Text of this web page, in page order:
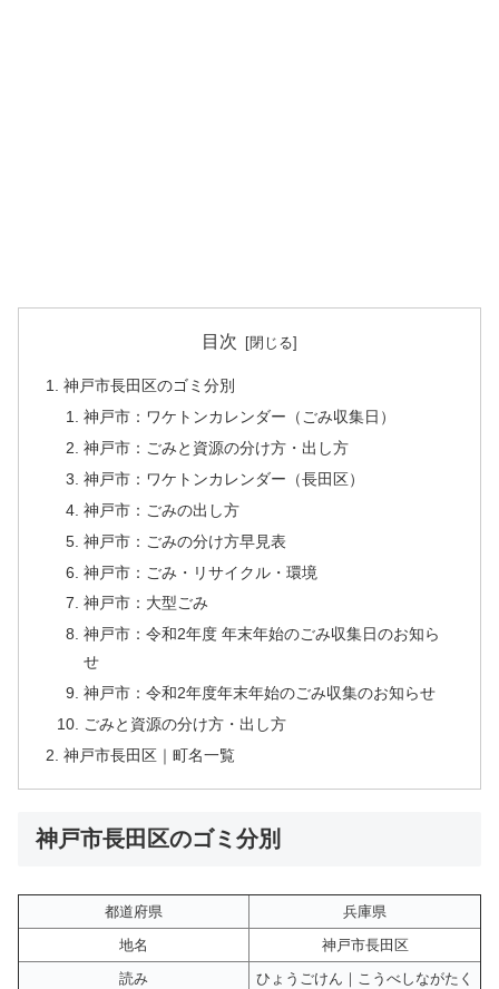
目次
神戸市長田区のゴミ分別
神戸市：ワケトンカレンダー（ごみ収集日）
神戸市：ごみと資源の分け方・出し方
神戸市：ワケトンカレンダー（長田区）
神戸市：ごみの出し方
神戸市：ごみの分け方早見表
神戸市：ごみ・リサイクル・環境
神戸市：大型ごみ
神戸市：令和2年度 年末年始のごみ収集日のお知ら
せ
神戸市：令和2年度年末年始のごみ収集のお知らせ
ごみと資源の分け方・出し方
神戸市長田区｜町名一覧
神戸市長田区のゴミ分別
都道府県
兵庫県
地名
神戸市長田区
読み
ひょうごけん｜こうべしながたく